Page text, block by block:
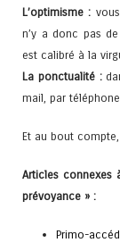
L’optimisme :
n’y a donc pas
est calibré à la
La ponctualité :
mail, par
Et au bout
Articles connexes
prévoyance » :
Primo-